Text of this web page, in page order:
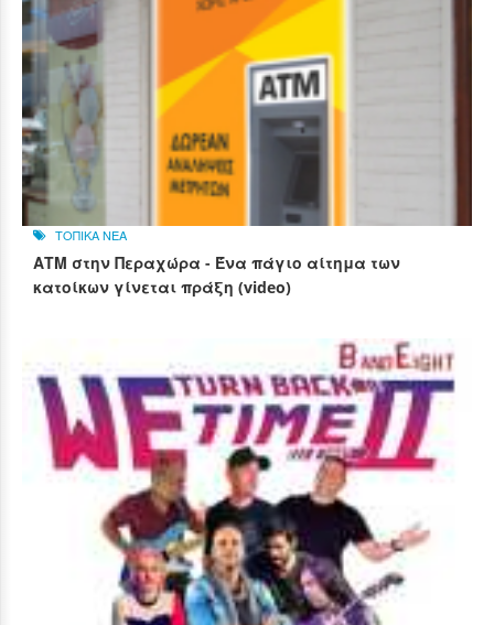
ΤΟΠΙΚΑ ΝΕΑ
ΑΤΜ στην Περαχώρα - Ένα πάγιο αίτημα των
κατοίκων γίνεται πράξη (video)